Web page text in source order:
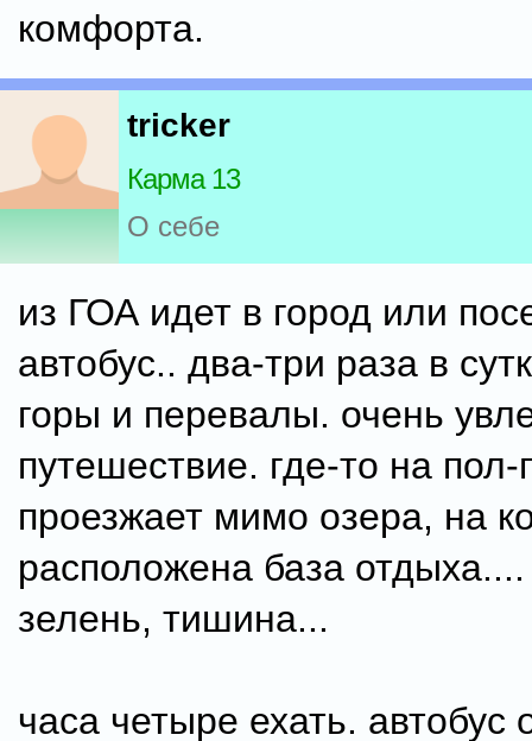
комфорта.
tricker
Карма 13
О себе
из ГОА идет в город или
автобус.. два-три раза в
горы и перевалы. очень
путешествие. где-то на пол-
проезжает мимо озера, на
расположена база
зелень, тишина...
часа четыре ехать. автобус